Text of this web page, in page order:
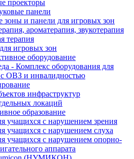
проекторы
панели
зоны и панели для игровых зон
ароматерапия, звукотерапия
терапия
игровых зон
оборудование
- Комплекс оборудования для
ОВЗ и инвалидностью
инфраструктур
локаций
образование
учащихся с нарушением зрения
учащихся с нарушением слуха
учащихся с нарушением опорно-
аппарата